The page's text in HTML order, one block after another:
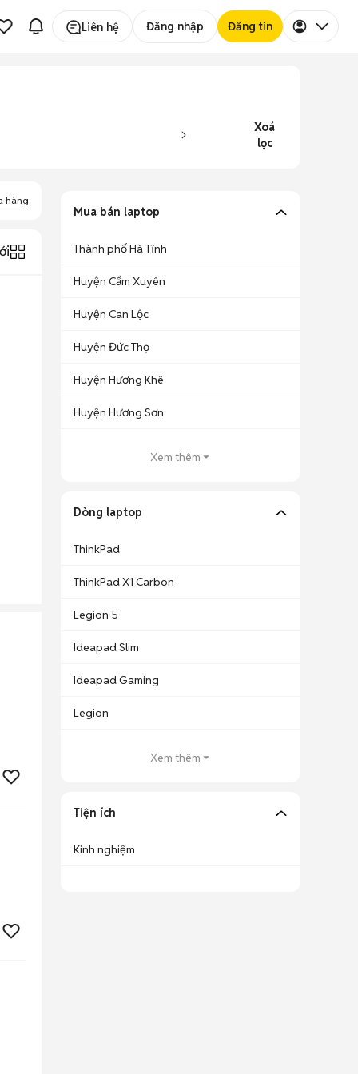
Liên hệ Đăng nhập Đăng tin
Xoá
lọc
hàng
Mua bán laptop
Thành phố Hà Tĩnh
Huyện Cẩm Xuyên
Huyện Can Lộc
Huyện Đức Thọ
Huyện Hương Khê
Huyện Hương Sơn
Xem thêm
Dòng laptop
ThinkPad
ThinkPad X1 Carbon
Legion 5
Ideapad Slim
Ideapad Gaming
Legion
Xem thêm
Tiện ích
Kinh nghiệm